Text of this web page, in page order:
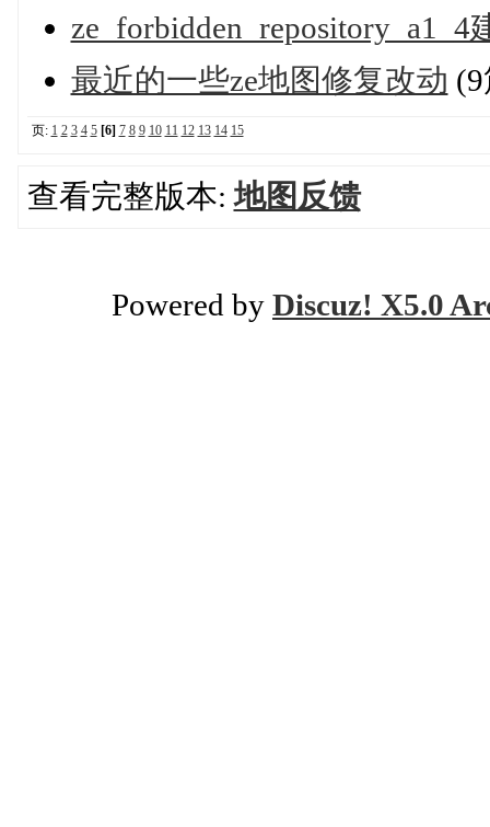
ze_forbidden_repository_a1_4
最近的一些ze地图修复改动
页: 1 2 3 4 5 [6] 7 8 9 10 11 12 13 14 15
查看完整版本:地图反馈
Powered by Discuz! X5.0